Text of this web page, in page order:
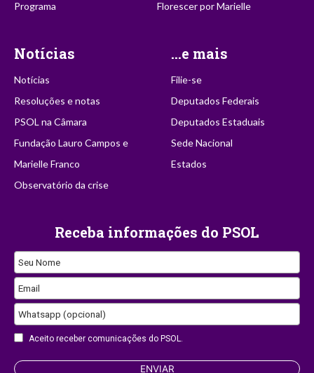
Programa
Florescer por Marielle
Notícias
Notícias
Resoluções e notas
PSOL na Câmara
Fundação Lauro Campos e
Marielle Franco
Observatório da crise
...e mais
Filie-se
Deputados Federais
Deputados Estaduais
Sede Nacional
Estados
Receba informações do PSOL
Seu Nome
Company
Name
Email
Whatsapp (opcional)
Aceito receber comunicações do PSOL.
ENVIAR